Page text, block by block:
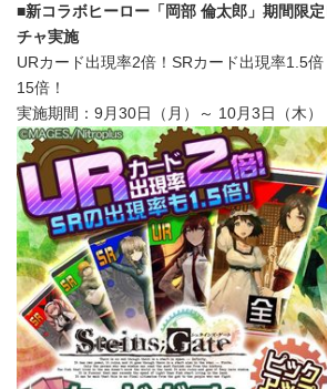
■新コラボヒーロー「岡部 倫太郎」期間限
チャ実施
URカード出現率2倍！SRカード出現率1.5
15倍！
実施期間：9月30日（月）～ 10月3日（木）